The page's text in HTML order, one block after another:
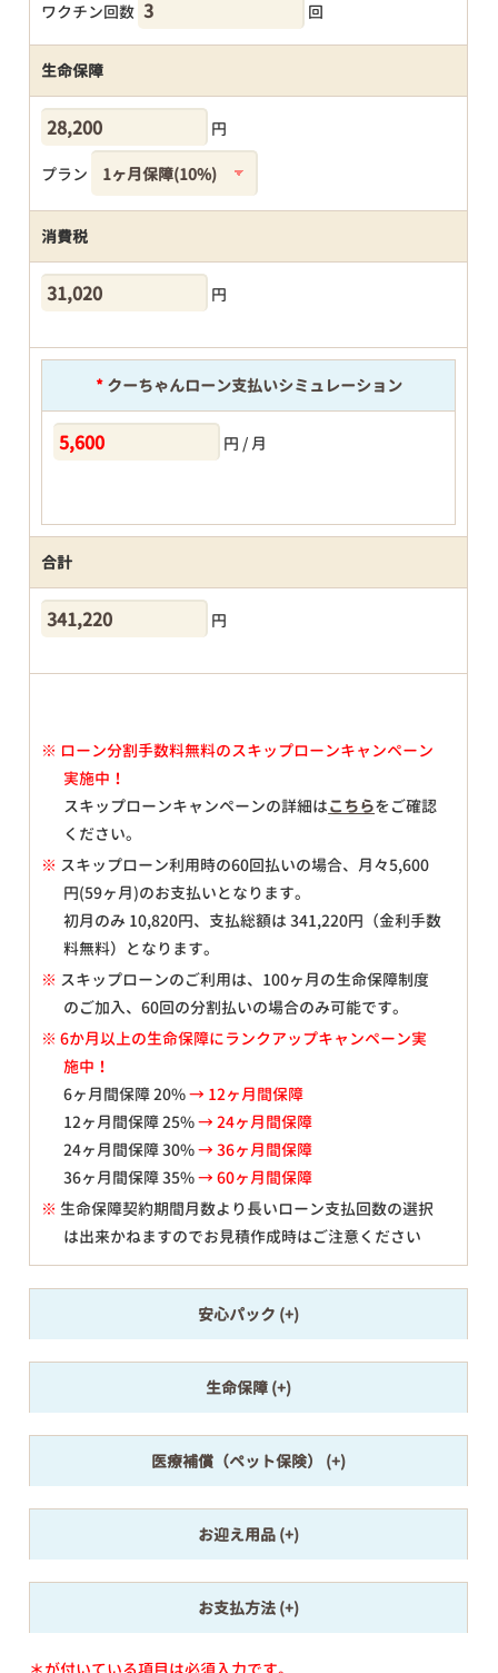
ワクチン回数
回
生命保障
円
プラン
消費税
円
*クーちゃんローン支払いシミュレーション
円 / 月
合計
円
※ ローン分割手数料無料のスキップローンキャンペーン
実施中！
スキップローンキャンペーンの詳細はこちらをご確認
ください。
※ スキップローン利用時の60回払いの場合、月々5,600
円(59ヶ月)のお支払いとなります。
初月のみ 10,820円、支払総額は341,220円（金利手数
料無料）となります。
※ スキップローンのご利用は、100ヶ月の生命保障制度
のご加入、60回の分割払いの場合のみ可能です。
※ 6か月以上の生命保障にランクアップキャンペーン実
施中！
6ヶ月間保障 20%→ 12ヶ月間保障
12ヶ月間保障 25%→ 24ヶ月間保障
24ヶ月間保障 30%→ 36ヶ月間保障
36ヶ月間保障 35%→ 60ヶ月間保障
※ 生命保障契約期間月数より長いローン支払回数の選択
は出来かねますのでお見積作成時はご注意ください
安心パック
生命保障
医療補償（ペット保険）
お迎え用品
お支払方法